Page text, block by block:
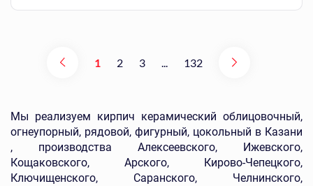
1 2 3 132
Мы реализуем кирпич керамический облицовочный,
огнеупорный, рядовой, фигурный, цокольный в Казани
, производства Алексеевского, Ижевского,
Кощаковского, Арского, Кирово-Чепецкого,
Ключищенского, Саранского, Челнинского,